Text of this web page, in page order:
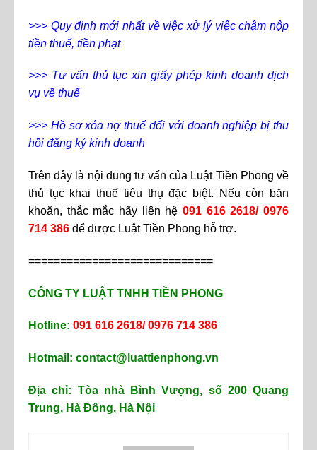
>>> Quy định mới nhất về việc xử lý việc chậm nộp
tiền thuế, tiền phạt
>>> Tư vấn thủ tục xin giấy phép kinh doanh dịch
vụ về thuế
>>> Hồ sơ xóa nợ thuế đối với doanh nghiệp bị thu
hồi đăng ký kinh doanh
Trên đây là nội dung tư vấn của Luật Tiền Phong về
thủ tục khai thuế tiêu thụ đặc biệt. Nếu còn băn
khoăn, thắc mắc hãy liên hệ 091 616 2618/0976
714 386 để được Luật Tiền Phong hỗ trợ.
=============================
CÔNG TY LUẬT TNHH TIỀN PHONG
Hotline: 091 616 2618/ 0976 714 386
Hotmail: contact@luattienphong.vn
Địa chỉ: Tòa nhà Bình Vượng, số 200 Quang
Trung, Hà Đông, Hà Nội